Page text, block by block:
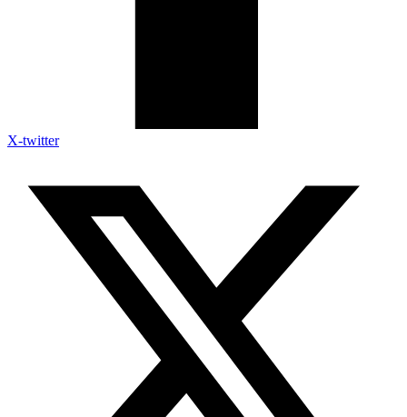
X-twitter